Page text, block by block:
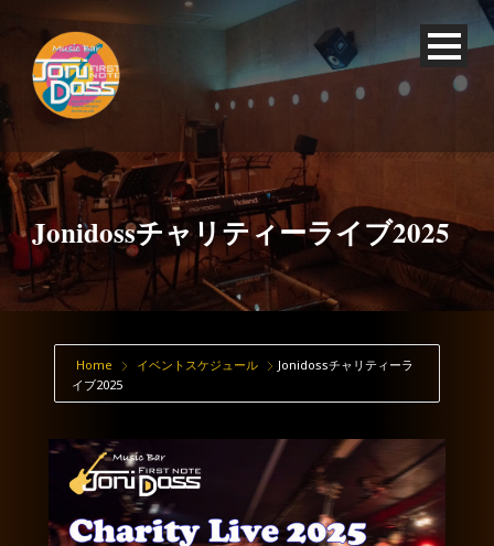
Jonidossチャリティーライブ2025
Home イベントスケジュール
Jonidossチャリティーラ
イブ2025